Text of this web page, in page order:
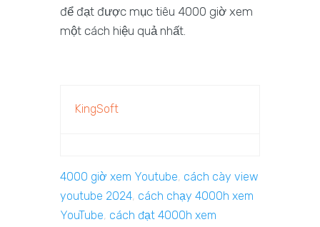
để đạt được mục tiêu 4000 giờ xem
một cách hiệu quả nhất.
KingSoft
4000 giờ xem Youtube, cách cày view
youtube 2024, cách chạy 4000h xem
YouTube, cách đạt 4000h xem